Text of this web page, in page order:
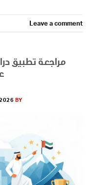
Leave a comment
مراجعة تطبيق
BY